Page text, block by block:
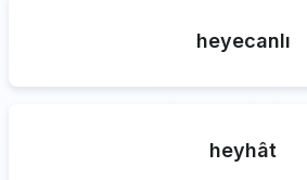
heyecanlı
heyhât